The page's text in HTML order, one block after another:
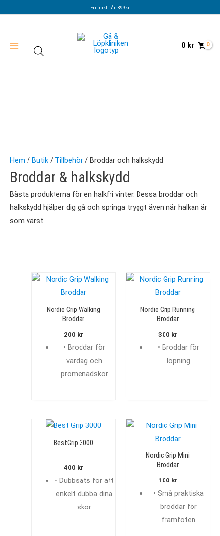
Fri frakt från 899kr
0 kr
Hem / Butik / Tillbehör / Broddar och halkskydd
Broddar & halkskydd
Bästa produkterna för en halkfri vinter. Dessa broddar och
halkskydd hjälper dig gå och springa tryggt även när halkan är
som värst.
Nordic Grip Walking
Broddar
200 kr
• Broddar för
vardag och
promenadskor
Nordic Grip Running
Broddar
300 kr
• Broddar för
löpning
BestGrip 3000
400 kr
• Dubbsats för att
enkelt dubba dina
skor
Nordic Grip Mini
Broddar
100 kr
• Små praktiska
broddar för
framfoten